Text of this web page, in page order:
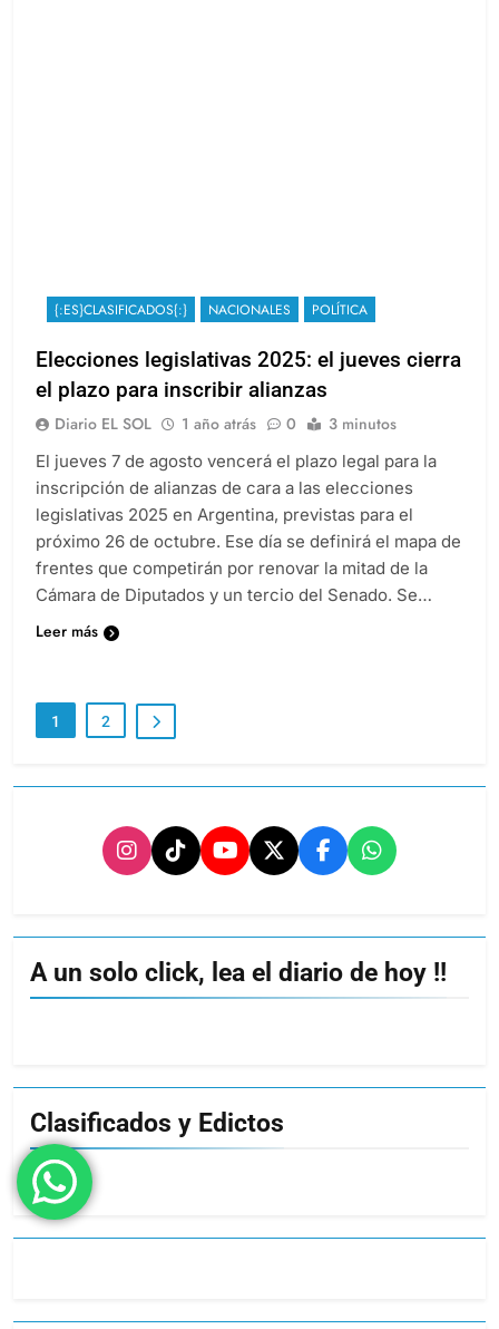
{:ES}CLASIFICADOS{:} NACIONALES POLÍTICA
Elecciones legislativas 2025: el jueves cierra
el plazo para inscribir alianzas
Diario EL SOL 1 año atrás 0 3 minutos
El jueves 7 de agosto vencerá el plazo legal para la
inscripción de alianzas de cara a las elecciones
legislativas 2025 en Argentina, previstas para el
próximo 26 de octubre. Ese día se definirá el mapa de
frentes que competirán por renovar la mitad de la
Cámara de Diputados y un tercio del Senado. Se…
Leer más
1 2
A un solo click, lea el diario de hoy !!
Clasificados y Edictos